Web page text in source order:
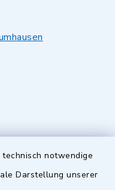
notwendige
Darstellung unserer